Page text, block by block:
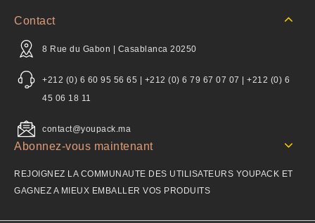
Contact
8 Rue du Gabon | Casablanca 20250
+212 (0) 6 60 95 56 65 | +212 (0) 6 79 67 07 07 | +212 (0) 6
45 06 18 11
contact@youpack.ma
Abonnez-vous maintenant
REJOIGNEZ LA COMMUNAUTE DES UTILISATEURS YOUPACK ET
GAGNEZ A MIEUX EMBALLER VOS PRODUITS